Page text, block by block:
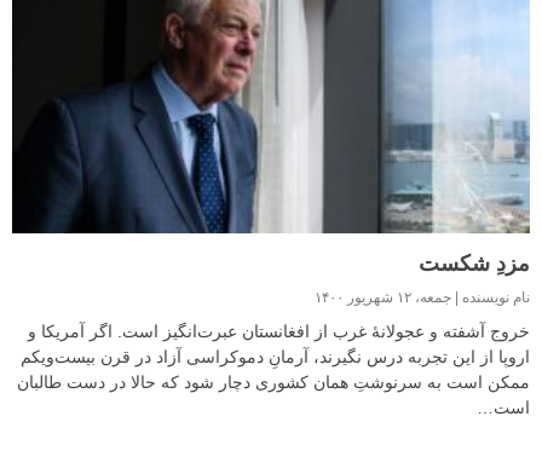
مزدِ شکست
نام نویسنده جمعه، ۱۲ شهریور ۱۴۰۰
خروج آشفته و عجولانهٔ غرب از افغانستان عبرت‌انگیز است. اگر آمریکا و
اروپا از این تجربه درس نگیرند، آرمانِ دموکراسی آزاد در قرن بیست‌ویکم
ممکن است به سرنوشتِ همان کشوری دچار شود که حالا در دست طالبان
است…